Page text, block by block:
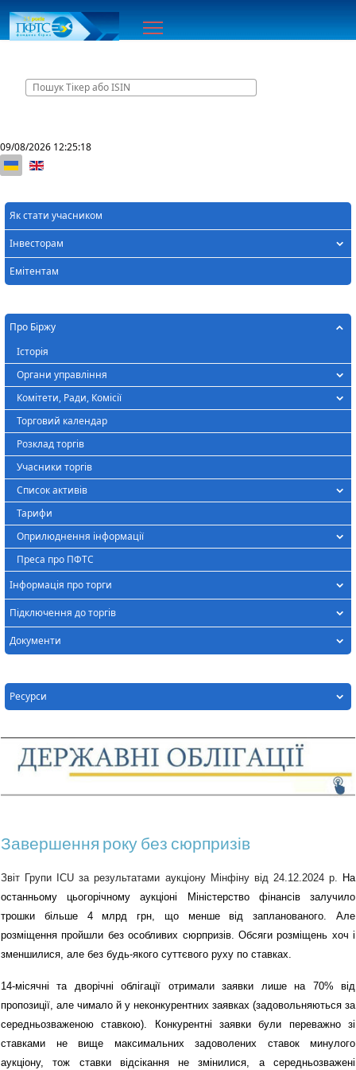
09/08/2026 12:25:18
Оберіть свою мову
Як стати учасником
Інвесторам
Емітентам
Про Біржу
Історія
Органи управління
Комітети, Ради, Комісії
Торговий календар
Розклад торгів
Учасники торгів
Список активів
Тарифи
Оприлюднення інформації
Преса про ПФТС
Інформація про торги
Підключення до торгів
Документи
Ресурси
Завершення року без сюрпризів
Звіт Групи ICU за результатами аукціону Мінфіну від24.12.2024 р. На
останньому цьогорічному аукціоні Міністерство фінансів залучило
трошки більше 4 млрд грн, що менше від запланованого. Але
розміщення пройшли без особливих сюрпризів. Обсяги розміщень хоч і
зменшилися, але без будь-якого суттєвого руху по ставках.
14-місячні та дворічні облігації отримали заявки лише на 70% від
пропозиції, але чимало й у неконкурентних заявках (задовольняються за
середньозваженою ставкою). Конкурентні заявки були переважно зі
ставками не вище максимальних задоволених ставок минулого
аукціону, тож ставки відсікання не змінилися, а середньозважені